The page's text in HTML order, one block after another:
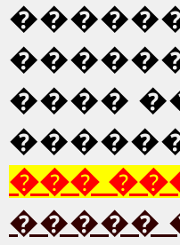
����
���
�����